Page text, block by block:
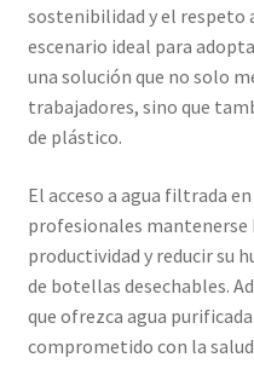
sostenibilidad y el respeto
escenario ideal para
una solución que no solo
trabajadores, sino que
de plástico.
El acceso a agua filtrada
profesionales mantenerse
productividad y reducir su
de botellas desechables.
que ofrezca agua
comprometido con la